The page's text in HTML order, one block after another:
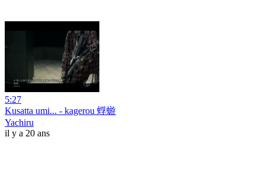
5:27
Kusatta umi... - kagerou 蜉蝣
Yachiru
il y a 20 ans